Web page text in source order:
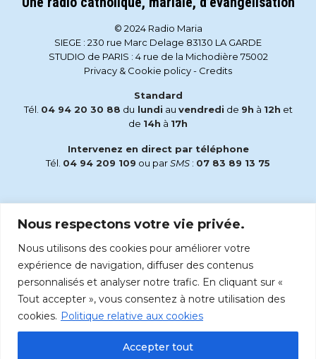
Nous respectons votre vie privée.
Nous utilisons des cookies pour améliorer votre
expérience de navigation, diffuser des contenus
personnalisés et analyser notre trafic. En cliquant sur «
Tout accepter », vous consentez à notre utilisation des
cookies. Politique relative aux cookies
Accepter tout
© 2024 Radio Maria
SIEGE : 230 rue Marc Delage 83130 LA GARDE
STUDIO de PARIS : 4 rue de la Michodière 75002
Privacy & Cookie policy- Credits
Standard
Tél. 04 94 20 30 88 du lundi au vendredi de 9h à 12h et
de 14h à 17h
Intervenez en direct par téléphone
Tél. 04 94 209 109 ou parSMS : 07 83 89 13 75
accueil@radiomaria.fr
Écoutez Radio Maria sur :